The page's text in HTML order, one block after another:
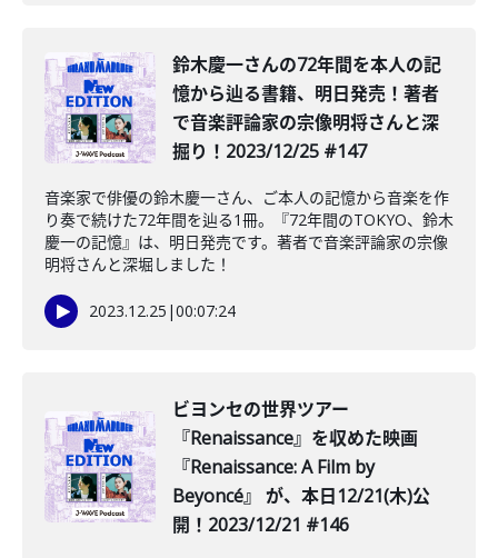
鈴木慶一さんの72年間を本人の記
憶から辿る書籍、明日発売！著者
で音楽評論家の宗像明将さんと深
掘り！2023/12/25 #147
音楽家で俳優の鈴木慶一さん、ご本人の記憶から音楽を作
り奏で続けた72年間を辿る1冊。『72年間のTOKYO、鈴木
慶一の記憶』は、明日発売です。著者で音楽評論家の宗像
明将さんと深堀しました！
2023.12.25 |00:07:24
ビヨンセの世界ツアー
『Renaissance』を収めた映画
『Renaissance: A Film by
Beyoncé』 が、本日12/21(木)公
開！2023/12/21 #146